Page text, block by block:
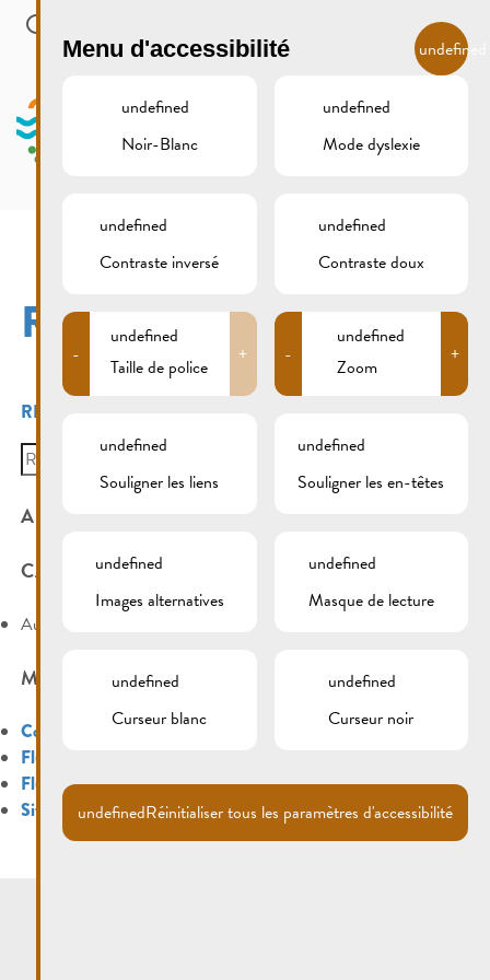
Skip to main content
MENU
RE 2 | HEEDBAACH
RE 2 | Heedbaach
Search
for:
ARCHIVES
CATÉGORIES
Aucune catégorie
MÉTA
Connexion
Flux des publications
Flux des commentaires
Site de WordPress-FR
Menu d'accessibilité undefined
undefined
Noir-Blanc
undefined
Mode dyslexie
undefined
Contraste inversé
undefined
Contraste doux
-
undefined
Taille de police
+ -
undefined
Zoom
+
undefined
Souligner les liens
undefined
Souligner les en-têtes
undefined
Images alternatives
undefined
Masque de lecture
undefined
Curseur blanc
undefined
Curseur noir
undefinedRéinitialiser tous les paramètres d'accessibilité